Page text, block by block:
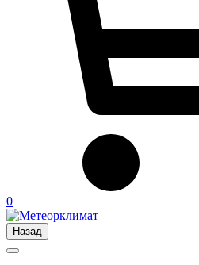
0
Назад